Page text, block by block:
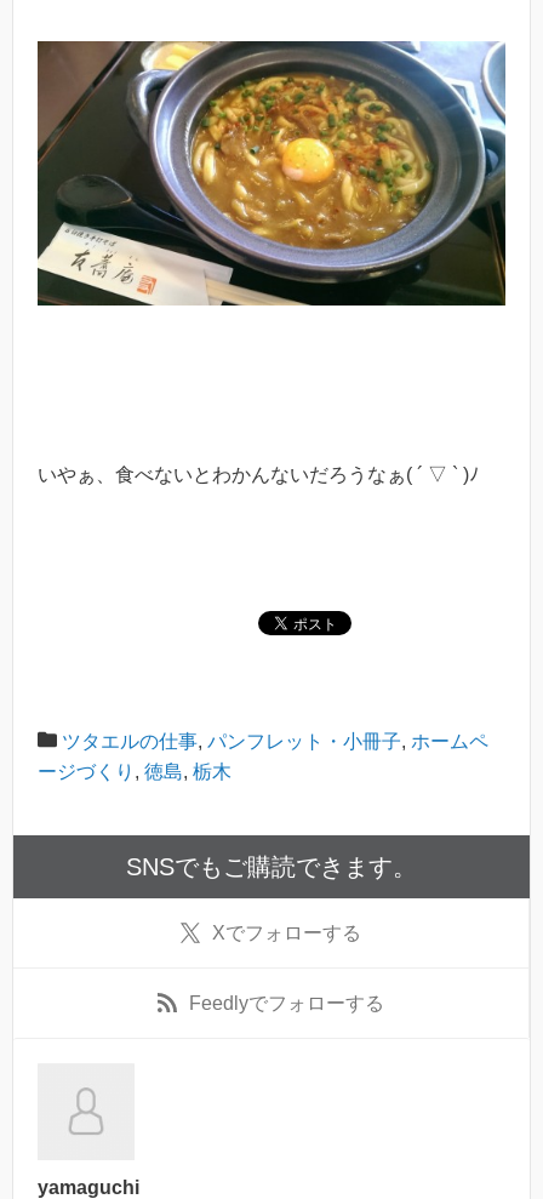
いやぁ、食べないとわかんないだろうなぁ( ´ ▽ ` )ﾉ
ツタエルの仕事, パンフレット・小冊子, ホームペ
ージづくり , 徳島, 栃木
SNSでもご購読できます。
Xでフォローする
Feedlyでフォローする
yamaguchi